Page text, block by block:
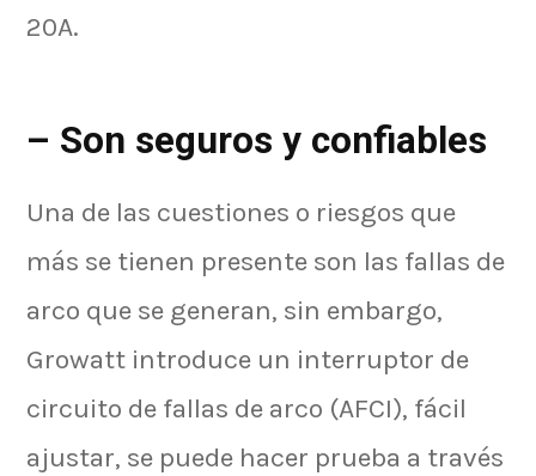
20A.
– Son seguros y confiables
Una de las cuestiones o riesgos que
más se tienen presente son las fallas de
arco que se generan, sin embargo,
Growatt introduce un interruptor de
circuito de fallas de arco (AFCI), fácil
ajustar, se puede hacer prueba a través